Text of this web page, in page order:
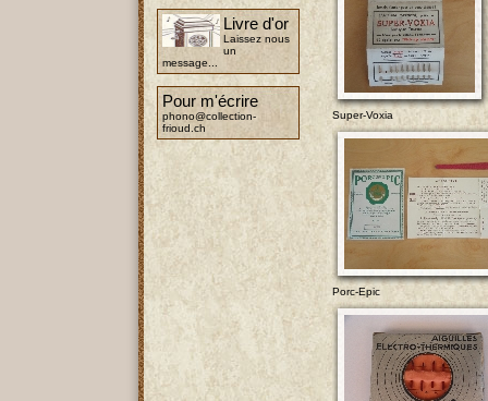
Livre d'or
Laissez nous
un
message...
Pour m'écrire
phono@collection-
frioud.ch
Super-Voxia
Porc-Epic